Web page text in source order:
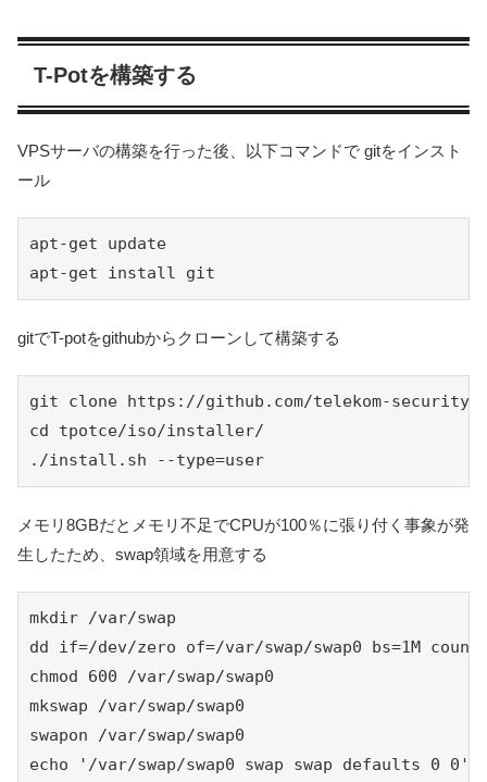
T-Potを構築する
VPSサーバの構築を行った後、以下コマンドで gitをインスト
ール
apt-get update
apt-get install git
gitでT-potをgithubからクローンして構築する
git clone https://github.com/telekom-security/
cd tpotce/iso/installer/
./install.sh --type=user
メモリ8GBだとメモリ不足でCPUが100％に張り付く事象が発
生したため、swap領域を用意する
mkdir /var/swap
dd if=/dev/zero of=/var/swap/swap0 bs=1M
chmod 600 /var/swap/swap0
mkswap /var/swap/swap0
swapon /var/swap/swap0
echo '/var/swap/swap0 swap swap defaults 0